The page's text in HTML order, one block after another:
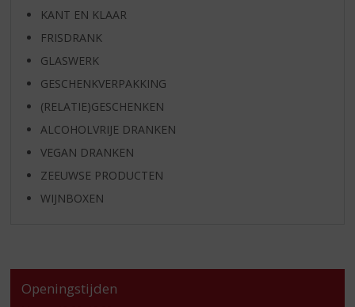
KANT EN KLAAR
FRISDRANK
GLASWERK
GESCHENKVERPAKKING
(RELATIE)GESCHENKEN
ALCOHOLVRIJE DRANKEN
VEGAN DRANKEN
ZEEUWSE PRODUCTEN
WIJNBOXEN
Openingstijden